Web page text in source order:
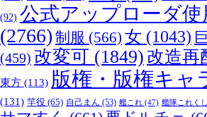
(92) 公式アップローダ使
(2766) 制服 (566) 女 (1043)
(459) 改変可 (1849) 改造再
東方 (113) 版権・版権キャ
(131) 竿役 (65) 自己まん (53) 艦これ (47) 艦隊これく